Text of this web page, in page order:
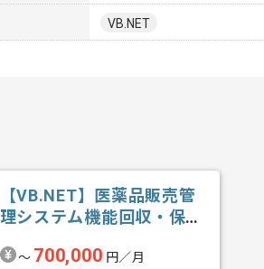
VB.NET
【VB.NET】医薬品販売管
理システム機能回収・保守
〜 700,000 円／月